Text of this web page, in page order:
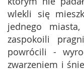
wlekli się
jednego
zaspokoili
powrócili -
zwarzeniem i